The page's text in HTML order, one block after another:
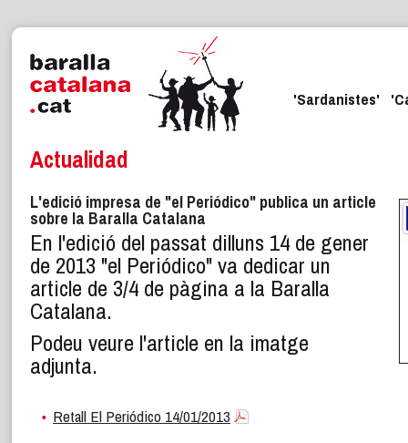
'Sardanistes'
Actualidad
L'edició impresa de "el Periódico" publica un article
sobre la Baralla Catalana
En l'edició del passat dilluns 14 de gener
de 2013 "el Periódico" va dedicar un
article de 3/4 de pàgina a la Baralla
Catalana.
Podeu veure l'article en la imatge
adjunta.
Retall El Periódico 14/01/2013